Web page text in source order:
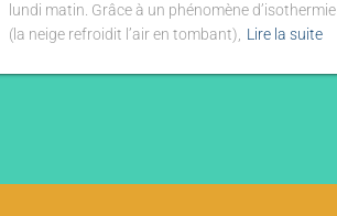
lundi matin. Grâce à un phénomène d’isothermie
(la neige refroidit l’air en tombant),
Lire la suite